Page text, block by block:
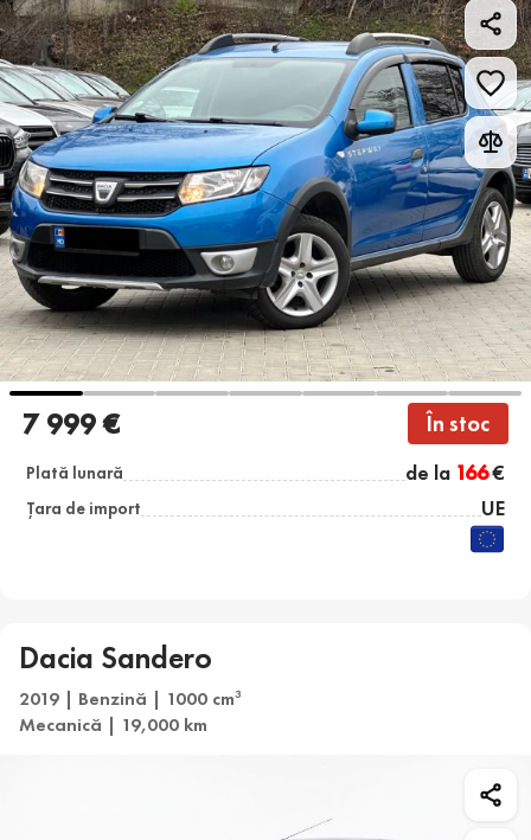
7 999 € În stoc
Plată lunară de la 166€
Țara de import UE
Dacia Sandero
2019 | Benzină | 1000 cm3
Mecanică | 19,000 km